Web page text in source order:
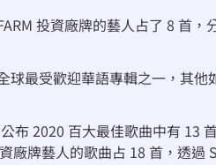
投資廠牌的藝人占了 8 首
最受歡迎華語專輯之一，其
布 2020 百大最佳歌曲中有 13
廠牌藝人的歌曲占 18 首，透過